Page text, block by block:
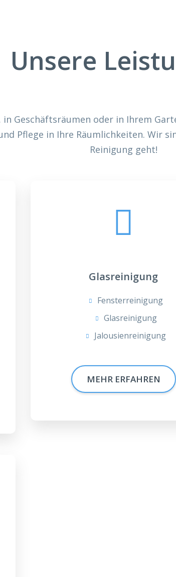
Unsere
in Geschäftsräumen oder in Ihrem
Pflege in Ihre Räumlichkeiten. Wir
Reinigung geht!
Glasreinigung
Fensterreinigung
Glasreinigung
Jalousienreinigung
MEHR ERFAHREN